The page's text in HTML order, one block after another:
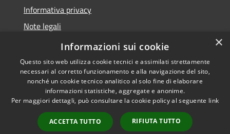
Informativa privacy
Note legali
Dichiarazione di accessibilità
Accessibilità
Copyright © 2026 • Comune di
Gazzuolo • Powered by
Municipium•
Accesso
redazione
×
Informazioni sui cookie
Questo sito web utilizza cookie tecnici e assimilati strettamente
necessari al corretto funzionamento e alla navigazione del sito,
nonché un cookie tecnico analitico al solo fine di elaborare
informazioni statistiche, aggregate e anonime.
Per maggiori dettagli, può consultare la cookie policy al seguente link
ACCETTA TUTTO RIFIUTA TUTTO